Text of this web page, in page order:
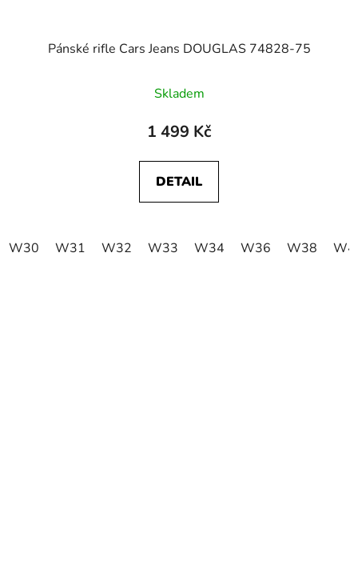
Pánské rifle Cars Jeans DOUGLAS 74828-75
Skladem
1 499 Kč
DETAIL
W30 W31 W32 W33 W34 W36 W38